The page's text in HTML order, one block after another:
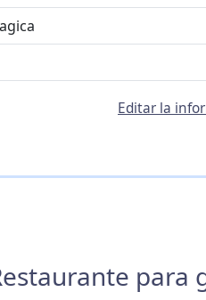
Editar la
para